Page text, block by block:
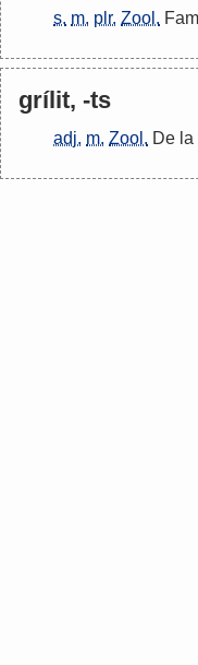
s. m. plr. Zool.
grílit, -ts
adj. m. Zool. De la